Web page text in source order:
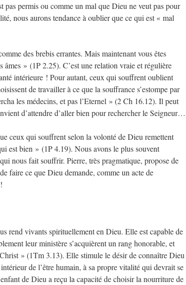
permis ou comme un mal que Dieu ne veut pas pour
nous aurons tendance à oublier que ce qui est « mal
des brebis errantes. Mais maintenant vous êtes
âmes » (1P 2.25). C’est une relation vraie et régulière
intérieure ! Pour autant, ceux qui souffrent oublient
de travailler à ce que la souffrance s’estompe par
les médecins, et pas l’Eternel » (2 Ch 16.12). Il peut
d’attendre d’aller bien pour rechercher le Seigneur…
ceux qui souffrent selon la volonté de Dieu remettent
est bien » (1P 4.19). Nous avons le plus souvent
nous fait souffrir. Pierre, très pragmatique, propose de
faire ce que Dieu demande, comme un acte de
rend vivants spirituellement en Dieu. Elle est capable de
leur ministère s’acquièrent un rang honorable, et
» (1Tm 3.13). Elle stimule le désir de connaître Dieu
de l’être humain, à sa propre vitalité qui devrait se
de Dieu a reçu la capacité de choisir la nourriture de